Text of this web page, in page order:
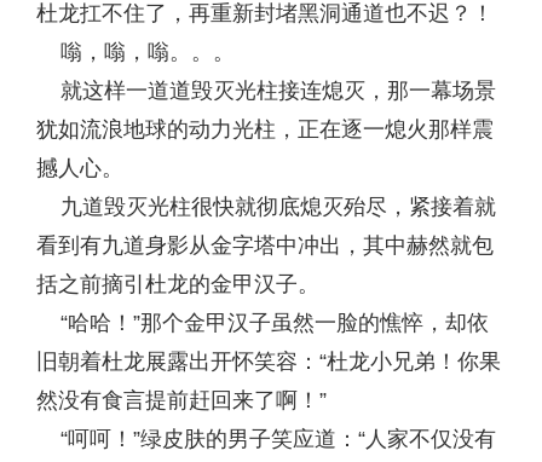
杜龙扛不住了，再重新封堵黑洞通道也不迟？！
嗡，嗡，嗡。。。
就这样一道道毁灭光柱接连熄灭，那一幕场景
犹如流浪地球的动力光柱，正在逐一熄火那样震
撼人心。
九道毁灭光柱很快就彻底熄灭殆尽，紧接着就
看到有九道身影从金字塔中冲出，其中赫然就包
括之前摘引杜龙的金甲汉子。
“哈哈！”那个金甲汉子虽然一脸的憔悴，却依
旧朝着杜龙展露出开怀笑容：“杜龙小兄弟！你果
然没有食言提前赶回来了啊！”
“呵呵！”绿皮肤的男子笑应道：“人家不仅没有